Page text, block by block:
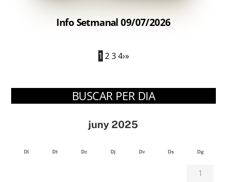
Info Setmanal 09/07/2026
1 2 3 4›»
BUSCAR PER DIA
juny 2025
Dl Dt Dc Dj Dv Ds Dg
1